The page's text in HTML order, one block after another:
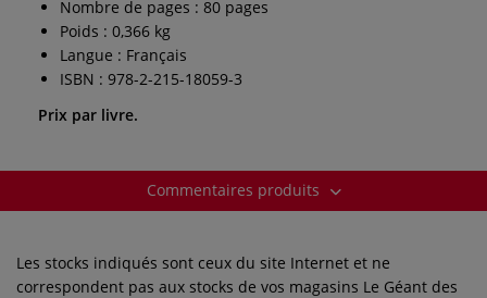
Nombre de pages : 80 pages
Poids : 0,366 kg
Langue : Français
ISBN : 978-2-215-18059-3
Prix par livre.
Commentaires produits
Les stocks indiqués sont ceux du site Internet et ne
correspondent pas aux stocks de vos magasins Le Géant des